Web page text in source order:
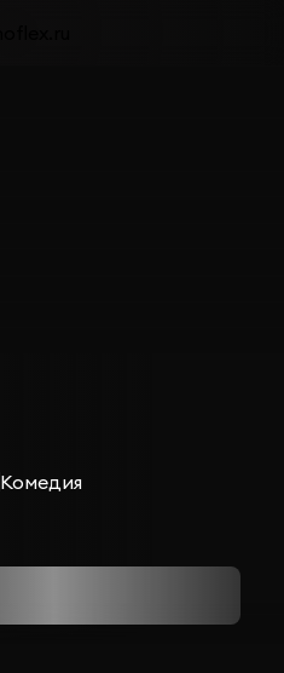
Комедия